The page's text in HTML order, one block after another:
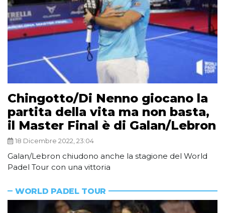
Chingotto/Di Nenno giocano la
partita della vita ma non basta,
il Master Final è di Galan/Lebron
18 Dicembre 2022, 23:04
Galan/Lebron chiudono anche la stagione del World
Padel Tour con una vittoria
WORLD PADEL TOUR